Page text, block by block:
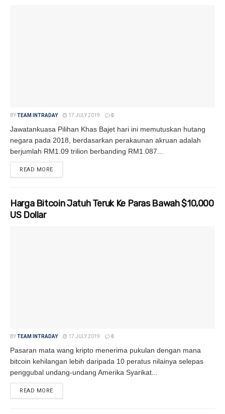
BYTEAM INTRADAY 17 JULY 2019 0
Jawatankuasa Pilihan Khas Bajet hari ini memutuskan hutang
negara pada 2018, berdasarkan perakaunan akruan adalah
berjumlah RM1.09 trilion berbanding RM1.087...
READ MORE
Harga Bitcoin Jatuh Teruk Ke Paras Bawah $10,000
US Dollar
BYTEAM INTRADAY 17 JULY 2019 0
Pasaran mata wang kripto menerima pukulan dengan mana
bitcoin kehilangan lebih daripada 10 peratus nilainya selepas
penggubal undang-undang Amerika Syarikat...
READ MORE